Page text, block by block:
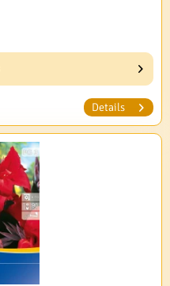
Details